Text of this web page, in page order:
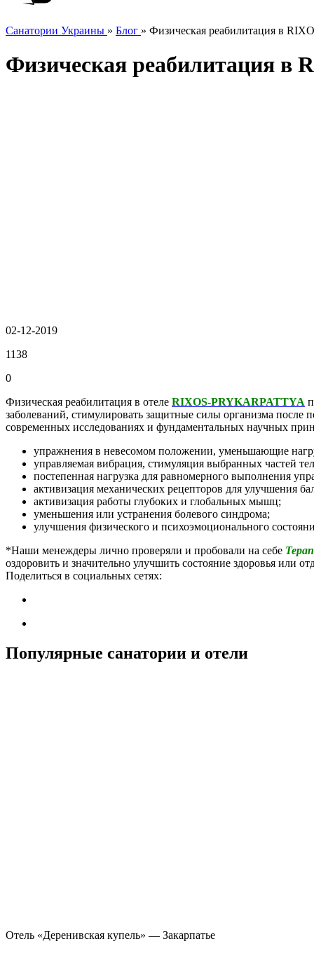
Санатории Украины » Блог » Физическая реабилитация в
Физическая реабилитация в
02-12-2019
1138
0
Физическая реабилитация в отеле RIXOS-PRYKARPATTYA
заболеваний, стимулировать защитные силы организма после
современных исследованиях и фундаментальных научных
упражнения в невесомом положении, уменьшающие
управляемая вибрация, стимуляция выбранных частей
постепенная нагрузка для равномерного выполнения
активизация механических рецепторов для улучшения
активизация работы глубоких и глобальных мышц;
уменьшения или устранения болевого синдрома;
улучшения физического и психоэмоционального
*Наши менеждеры лично проверяли и пробовали на себе
оздоровить и значительно улучшить состояние здоровья или
Поделиться в социальных сетях:
Популярные санатории и отели
Отель «Деренивская купель» — Закарпатье